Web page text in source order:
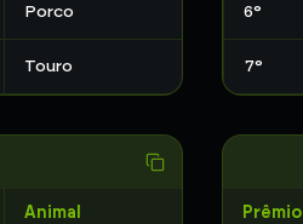
Porco
Touro
6°
7°
Animal Prêmio